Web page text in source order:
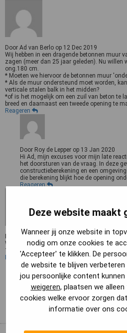
Deze website maakt
Wanneer jij onze website in
nodig om onze cookies te
'Accepteer' te klikken. De
de website te blijven
jou persoonlijke content
weigeren, plaatsen we
cookies welke ervoor zorgen
informatie over ons
Door Ad van Berlo op 12 Dec 2019
Wij hebben in een dragende betonnen muur
zagen (meer dan 25 jaar geleden). Nu willen
ong.180 cm.
* Moeten we hiervoor de betonnen muur
* Als de muur ondersteund moet worden,
verticale stalen balk in het midden?
*of is het mogelijk om een zuil van beton te
breed en daarnaast een tweede opening te
Reageren
Door Roy de Lepper op 13 Jan 2020
Hi Ad, mijn excuses voor mijn late
het doorsturen van de vraag. In deze
constructieberekening en een
die berekening blijkt hoe de opening
Reageren
Michelleop 25 Mar 2021
Wat is de meest voorkomende
1940 in regio Utrecht?
Reageren
Reactie plaatsen